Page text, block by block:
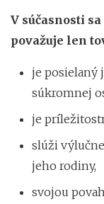
V súčasnosti
považuje len
je posielaný
súkromnej
je
slúži
jeho rodiny,
svojou